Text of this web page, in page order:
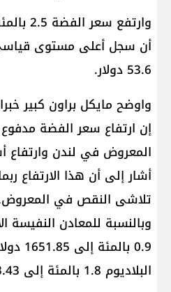
أن سجل أعلى مستوى
53.6 دولار.
واوضح مايكل براون كبير
إن ارتفاع سعر الفضة
المعروض في لندن وارتفاع
أشار إلى أن هذا الارتفاع
تلاشى النقص في
وبالنسبة للمعادن النفيسة
0.9
البلاديوم 1.8 بالمئة إلى 1553.43 دولار.